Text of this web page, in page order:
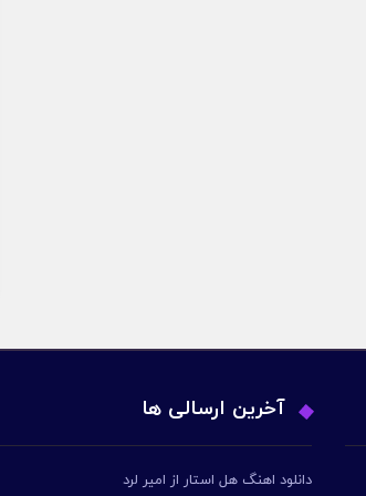
آخرین ارسالی ها
دانلود اهنگ هل استار از امیر لرد